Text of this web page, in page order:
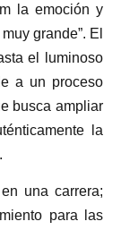
la emoción y
grande”. El
el luminoso
a un proceso
busca ampliar
la
una carrera;
para las